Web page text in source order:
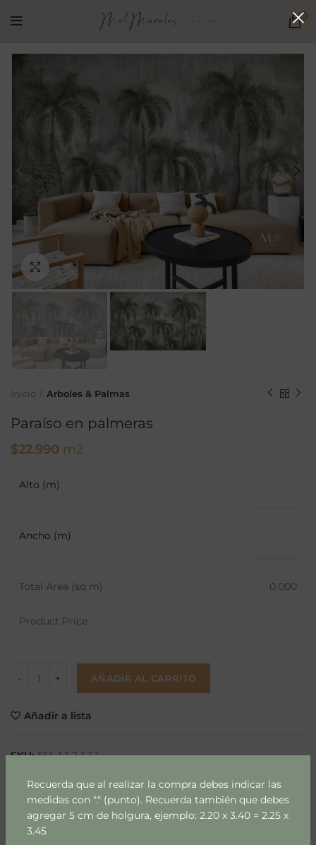
Recuerda que al realizar la compra debes indicar las
medidas con "." (punto). Recuerda también que debes
agregar 5 cm de holgura, ejemplo: 2.20 x 3.40 = 2.25 x
3.45
0
Ampliar
Inicio Arboles & Palmas
Paraíso en palmeras
$22.990 m2
Alto (m)
Ancho (m)
Total Area (sq m) 0,000
Product Price
AÑADIR AL CARRITO
Añadir a lista
SKU:555-1-1-2-1-1-1
Arboles & Palmas
Etiquetas:papel de arboles , papel mural, papel mural m2
papel mural palmas
Compartir